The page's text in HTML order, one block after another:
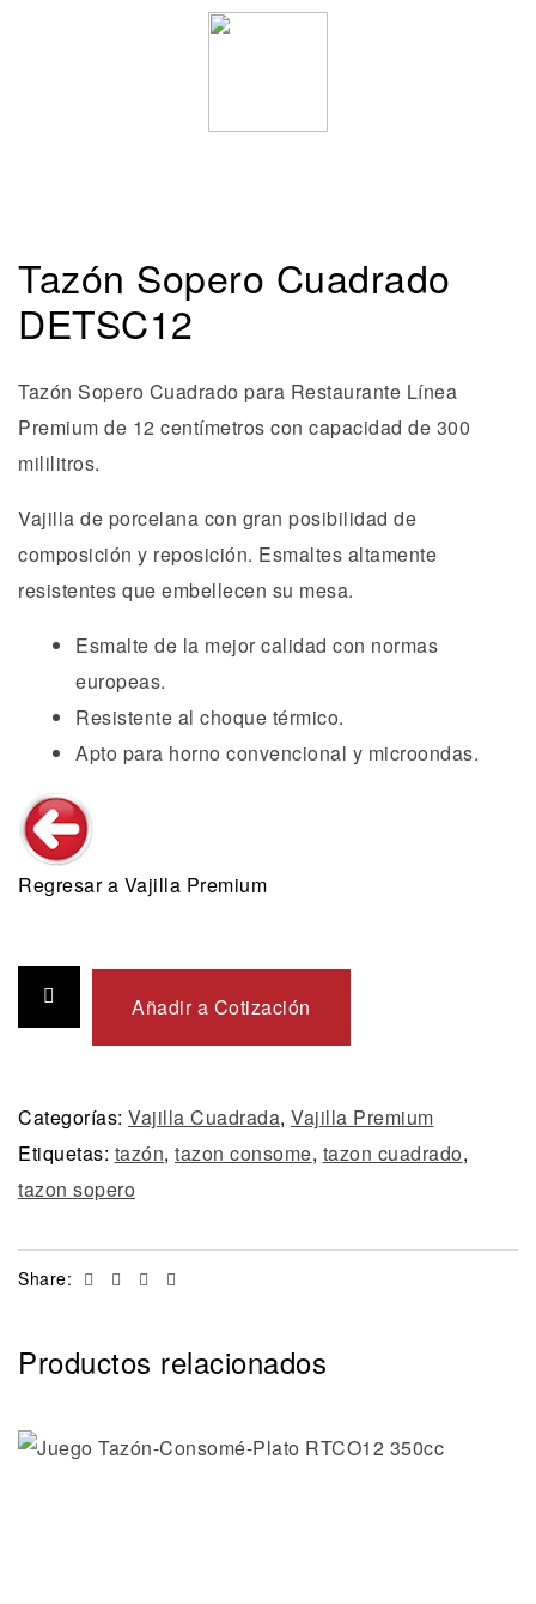
Tazón Sopero Cuadrado
DETSC12
Tazón Sopero Cuadrado para Restaurante Línea
Premium de 12 centímetros con capacidad de 300
mililitros.
Vajilla de porcelana con gran posibilidad de
composición y reposición. Esmaltes altamente
resistentes que embellecen su mesa.
Esmalte de la mejor calidad con normas
europeas.
Resistente al choque térmico.
Apto para horno convencional y microondas.
Regresar a Vajilla Premium
Añadir a Cotización
Categorías: Vajilla Cuadrada, Vajilla Premium
Etiquetas: tazón, tazon consome, tazon cuadrado,
tazon sopero
Share: Facebook
TwitterLinkedin
Productos relacionados